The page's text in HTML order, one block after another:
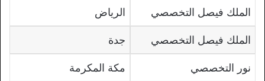
الملك فيصل التخصصي الرياض
الملك فيصل التخصصي جدة
نور التخصصي مكة المكرمة